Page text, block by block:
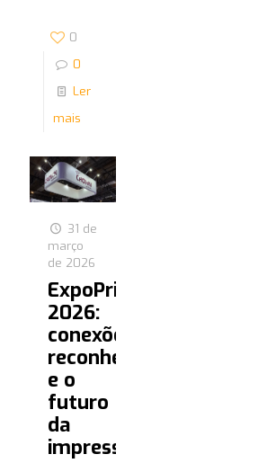
0
0
Ler
mais
31 de
março
de 2026
ExpoPrint
2026:
conexões,
reconhecimento
e o
futuro
da
impressão